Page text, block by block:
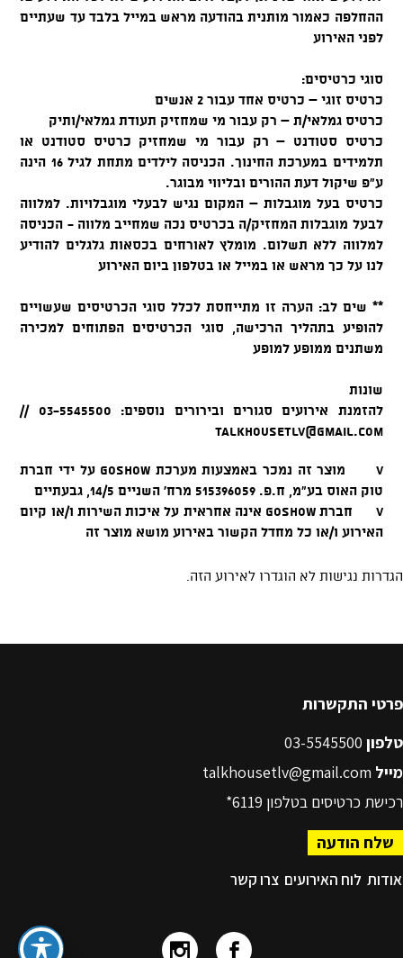
פרטי התקשרות
טלפון
מייל talkhousetlv@gmail.com
רכישת כרטיסים בטלפון 6119*
שלח הודעה
אודות לוח האירועים צרו קשר